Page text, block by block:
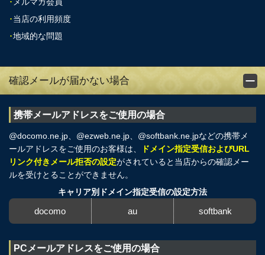
･ メルマガ会員
･当店の利用頻度
･地域的な問題
確認メールが届かない場合
携帯メールアドレスをご使用の場合
@docomo.ne.jp、@ezweb.ne.jp、@softbank.ne.jpなどの携帯メ
ールアドレスをご使用のお客様は、
ドメイン指定受信およびURL
リンク付きメール拒否の設定がされていると当店からの確認メー
ルを受けとることができません。
キャリア別ドメイン指定受信の設定方法
docomo au softbank
PCメールアドレスをご使用の場合